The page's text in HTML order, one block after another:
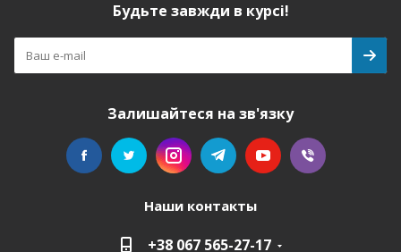
Будьте завжди в курсі!
Залишайтеся на зв'язку
Наши контакты
+38 067 565-27-17